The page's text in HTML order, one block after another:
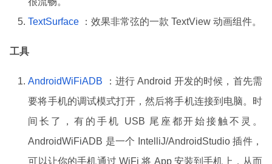
TextSurface
：效果非常弦的一款 TextView 动画组件。
工具
AndroidWiFiADB
：进行 Android 开发的时候，首先需
要将手机的调试模式打开，然后将手机连接到电脑。时
间长了，有的手机 USB 尾座都开始接触不灵。
AndroidWiFiADB 是一个 IntelliJ/AndroidStudio 插件，
可以让你的手机通过 WiFi 将 App 安装到手机上，从而